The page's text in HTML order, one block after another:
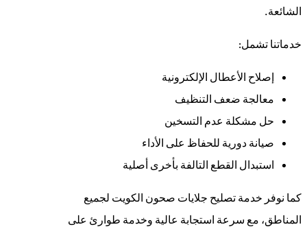
الشائعة.
خدماتنا تشمل:
إصلاح الأعطال الإلكترونية
معالجة ضعف التنظيف
حل مشكلة عدم التسخين
صيانة دورية للحفاظ على الأداء
استبدال القطع التالفة بأخرى أصلية
كما نوفر خدمة تصليح جلايات صحون الكويت لجميع
المناطق، مع سرعة استجابة عالية وخدمة طوارئ على